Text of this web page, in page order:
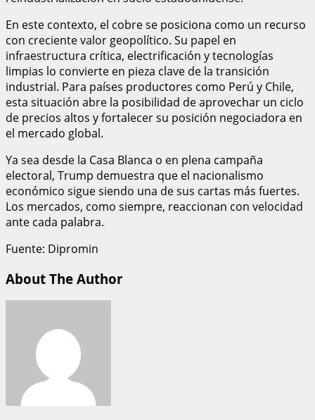
En este contexto, el cobre se posiciona como un recurso
con creciente valor geopolítico. Su papel en
infraestructura crítica, electrificación y tecnologías
limpias lo convierte en pieza clave de la transición
industrial. Para países productores como Perú y Chile,
esta situación abre la posibilidad de aprovechar un ciclo
de precios altos y fortalecer su posición negociadora en
el mercado global.
Ya sea desde la Casa Blanca o en plena campaña
electoral, Trump demuestra que el nacionalismo
económico sigue siendo una de sus cartas más fuertes.
Los mercados, como siempre, reaccionan con velocidad
ante cada palabra.
Fuente: Dipromin
About The Author